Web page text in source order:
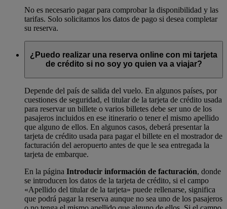
No es necesario pagar para comprobar la disponibilidad y las
tarifas. Solo solicitamos los datos de pago si desea completar
su reserva.
¿Puedo realizar una reserva online con mi tarjeta
de crédito si no soy yo quien va a viajar?
Depende del país de salida del vuelo. En algunos países, por
cuestiones de seguridad, el titular de la tarjeta de crédito usada
para reservar un billete o varios billetes debe ser uno de los
pasajeros incluidos en ese itinerario o tener el mismo apellido
que alguno de ellos. En algunos casos, deberá presentar la
tarjeta de crédito usada para pagar el billete en el mostrador de
facturación del aeropuerto antes de que le sea entregada la
tarjeta de embarque.
En la página Introducir información de facturación, donde
se introducen los datos de la tarjeta de crédito, si el campo
«Apellido del titular de la tarjeta» puede rellenarse, significa
que podrá pagar la reserva aunque no sea uno de los pasajeros